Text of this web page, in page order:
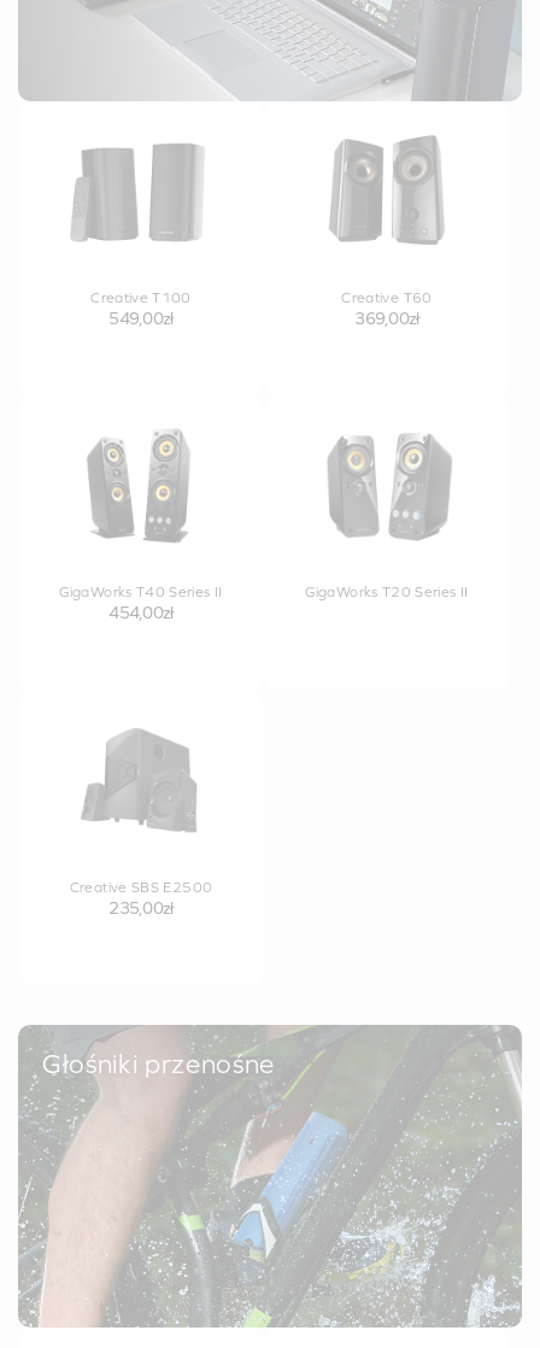
Creative T100
549,00zł
Creative T60
369,00zł
GigaWorks T40 Series II
454,00zł
GigaWorks T20 Series II
Creative SBS E2500
235,00zł
Głośniki przenośne